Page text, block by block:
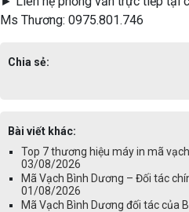
Ms Thương: 0975.801.746
Chia sẻ:
Bài viết khác:
Top 7 thương hiệu máy in mã
03/08/2026
Mã Vạch Bình Dương – Đối tác
01/08/2026
Mã Vạch Bình Dương đối tác của